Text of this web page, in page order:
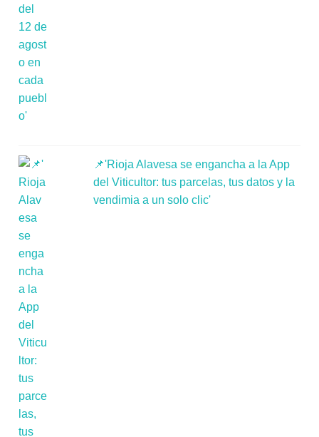
📌'Rioja Alavesa se engancha a la App
del Viticultor: tus parcelas, tus datos y la
vendimia a un solo clic'